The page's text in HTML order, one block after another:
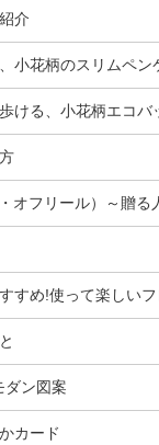
介
小花柄のスリムペン
ける、小花柄エコバ
オフリール）～贈る
すめ!使って楽しい
ン図案
カード